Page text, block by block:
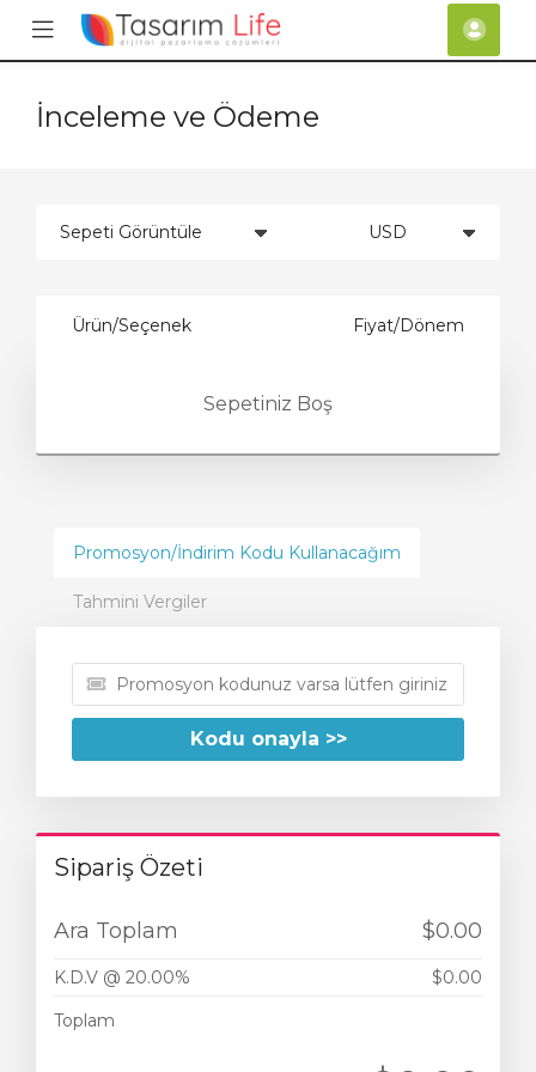
Mobile
İnceleme ve Ödeme
Ürün/Seçenek Fiyat/Dönem
Sepetiniz Boş
Promosyon/İndirim Kodu Kullanacağım
Tahmini Vergiler
Kodu onayla >>
Sipariş Özeti
Ara Toplam $0.00
K.D.V @ 20.00%
$0.00
Toplam